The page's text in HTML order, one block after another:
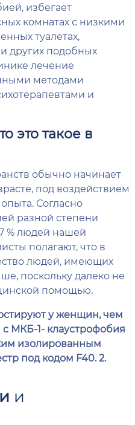
избегает
комнатах с низкими
туалетах,
других подобных
лечение
методами
и
это такое в
обычно начинает
под воздействием
Согласно
разной степени
% людей нашей
полагают, что в
людей, имеющих
поскольку далеко не
помощью.
у женщин, чем
МКБ-1- клаустрофобия
изолированным
под кодом F40. 2.
и